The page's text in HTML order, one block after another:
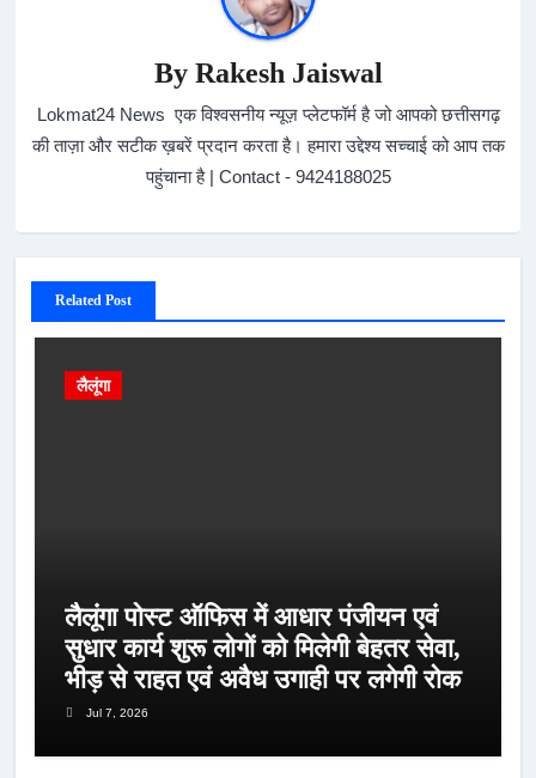
By Rakesh Jaiswal
Lokmat24 News एक विश्वसनीय न्यूज़ प्लेटफॉर्म है जो आपको छत्तीसगढ़
की ताज़ा और सटीक ख़बरें प्रदान करता है। हमारा उद्देश्य सच्चाई को आप तक
पहुंचाना है | Contact - 9424188025
Related Post
लैलूंगा
लैलूंगा पोस्ट ऑफिस में आधार पंजीयन एवं
सुधार कार्य शुरू लोगों को मिलेगी बेहतर सेवा,
भीड़ से राहत एवं अवैध उगाही पर लगेगी रोक
Jul 7, 2026